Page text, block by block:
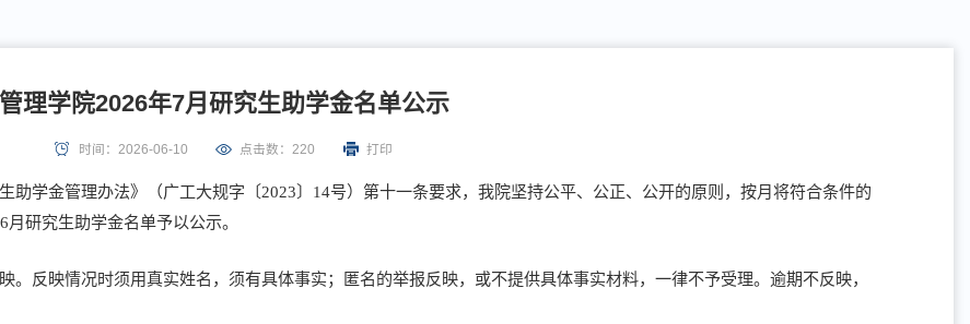
管理学院2026年7月研究生助学金名单公示
时间：2026-06-10 点击数： 220 打印
助学金管理办法》（广工大规字〔2023〕14号）第十一条要求，我院坚持公平、公正、公开的原则，按月将符合条件的
研究生助学金名单予以公示。
。反映情况时须用真实姓名，须有具体事实；匿名的举报反映，或不提供具体事实材料，一律不予受理。逾期不反映，